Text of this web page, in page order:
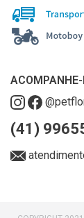
ACOMPANHE-
(41)